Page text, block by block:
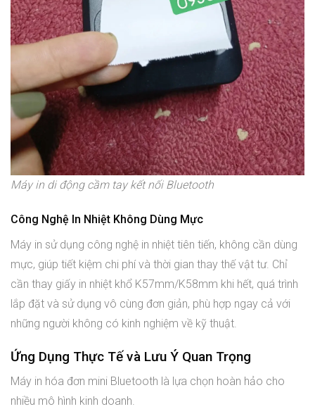
Máy in di động cầm tay kết nối Bluetooth
Công Nghệ In Nhiệt Không Dùng Mực
Máy in sử dụng công nghệ in nhiệt tiên tiến, không cần dùng
mực, giúp tiết kiệm chi phí và thời gian thay thế vật tư. Chỉ
cần thay giấy in nhiệt khổ K57mm/K58mm khi hết, quá trình
lắp đặt và sử dụng vô cùng đơn giản, phù hợp ngay cả với
những người không có kinh nghiệm về kỹ thuật.
Ứng Dụng Thực Tế và Lưu Ý Quan Trọng
Máy in hóa đơn mini Bluetooth là lựa chọn hoàn hảo cho
nhiều mô hình kinh doanh.